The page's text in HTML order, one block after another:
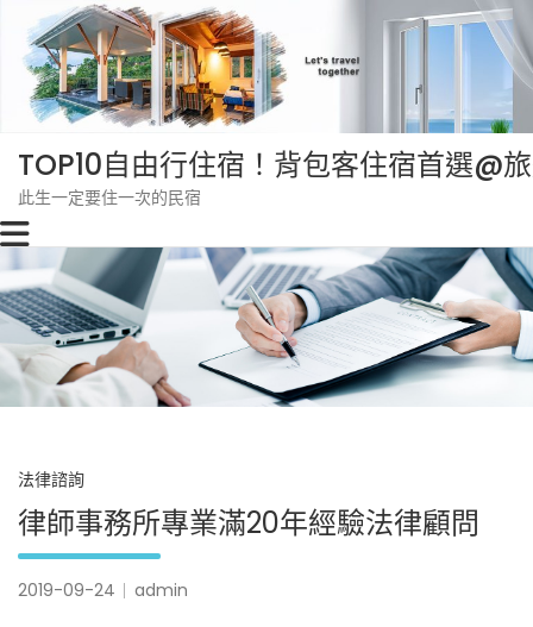
content
TOP10自由行住宿！背包客住宿首選@
此生一定要住一次的民宿
法律諮詢
律師事務所專業滿20年經驗法律顧問
2019-09-24 admin